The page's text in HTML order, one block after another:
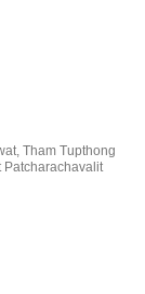
,Tham Tupthong
Patcharachavalit